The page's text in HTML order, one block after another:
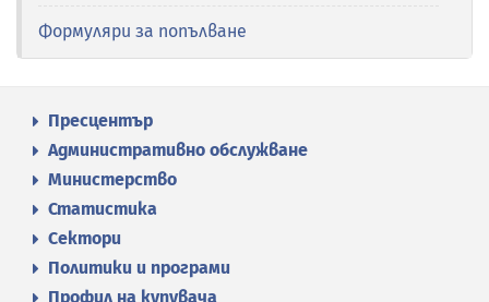
Формуляри за попълване
Пресцентър
Административно обслужване
Министерство
Статистика
Сектори
Политики и програми
Профил на купувача